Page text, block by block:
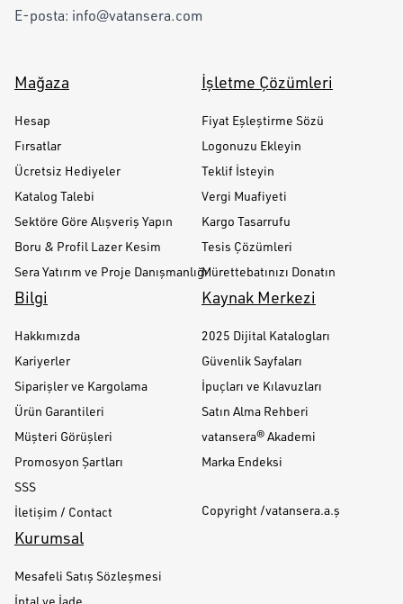
E-posta: info@vatansera.com
Mağaza
Hesap
Fırsatlar
Ücretsiz Hediyeler
Katalog Talebi
Sektöre Göre Alışveriş Yapın
Boru & Profil Lazer Kesim
Sera Yatırım ve Proje Danışmanlığı
İşletme Çözümleri
Fiyat Eşleştirme Sözü
Logonuzu Ekleyin
Teklif İsteyin
Vergi Muafiyeti
Kargo Tasarrufu
Tesis Çözümleri
Mürettebatınızı Donatın
Bilgi
Hakkımızda
Kariyerler
Siparişler ve Kargolama
Ürün Garantileri
Müşteri Görüşleri
Promosyon Şartları
SSS
İletişim / Contact
Kaynak Merkezi
2025 Dijital Katalogları
Güvenlik Sayfaları
İpuçları ve Kılavuzları
Satın Alma Rehberi
vatansera® Akademi
Marka Endeksi
Copyright /vatansera.a.ş
Kurumsal
Mesafeli Satış Sözleşmesi
İptal ve İade